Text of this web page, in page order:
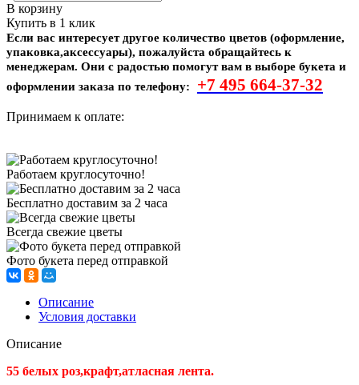
В корзину
Купить в 1 клик
Если вас интересует другое количество цветов (оформление,
упаковка,аксессуары), пожалуйста обращайтесь к
менеджерам. Они с радостью помогут вам в выборе букета и
оформлении заказа по телефону:
+7 495 664-37-32
Принимаем к оплате:
Работаем круглосуточно!
Бесплатно доставим за 2 часа
Всегда свежие цветы
Фото букета перед отправкой
Описание
Условия доставки
Описание
55 белых роз,крафт,атласная лента.